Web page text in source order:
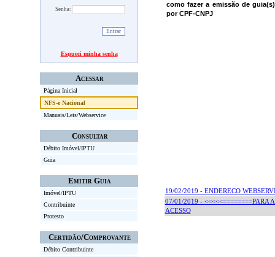
Senha:
Esqueci minha senha
Acessar
Página Inicial
NFS-e Nacional
Manuais/Leis/Webservice
Consultar
Débito Imóvel/IPTU
Guia
Emitir Guia
Imóvel/IPTU
Contribuinte
Protesto
Certidão/Comprovante
Débito Contribuinte
como fazer a emissão de
por CPF-CNPJ
19/02/2019 - ENDERECO
07/01/2019 - <<<<<========PARA
ACESSO